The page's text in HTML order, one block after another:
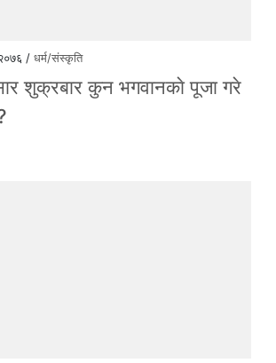
२०७६ /धर्म/संस्कृति
शुक्रबार कुन भगवानकाे पूजा गरे